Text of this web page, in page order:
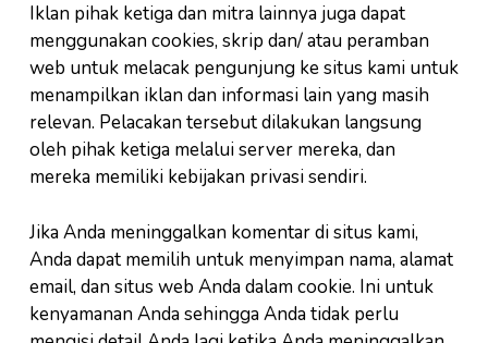
Iklan pihak ketiga dan mitra lainnya juga dapat
menggunakan cookies, skrip dan/ atau peramban
web untuk melacak pengunjung ke situs kami untuk
menampilkan iklan dan informasi lain yang masih
relevan. Pelacakan tersebut dilakukan langsung
oleh pihak ketiga melalui server mereka, dan
mereka memiliki kebijakan privasi sendiri.
Jika Anda meninggalkan komentar di situs kami,
Anda dapat memilih untuk menyimpan nama, alamat
email, dan situs web Anda dalam cookie. Ini untuk
kenyamanan Anda sehingga Anda tidak perlu